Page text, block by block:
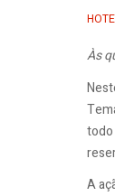
Às
todo
A